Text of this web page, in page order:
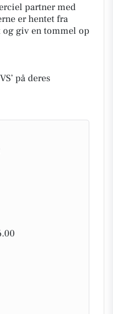
partner med
er hentet fra
og giv en tommel op
på deres